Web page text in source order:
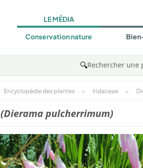
LE MÉDIA
Conservation nature
🔍Rechercher une
Encyclopédie des plantes > Iridaceae >
(Dierama pulcherrimum)